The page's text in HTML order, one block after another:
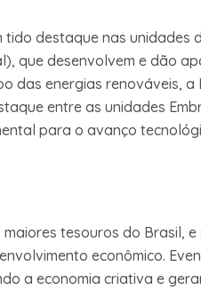
destaque nas unidades
que desenvolvem e dão
das energias renováveis, a
entre as unidades
para o avanço
tesouros do Brasil,
econômico.
a economia criativa e